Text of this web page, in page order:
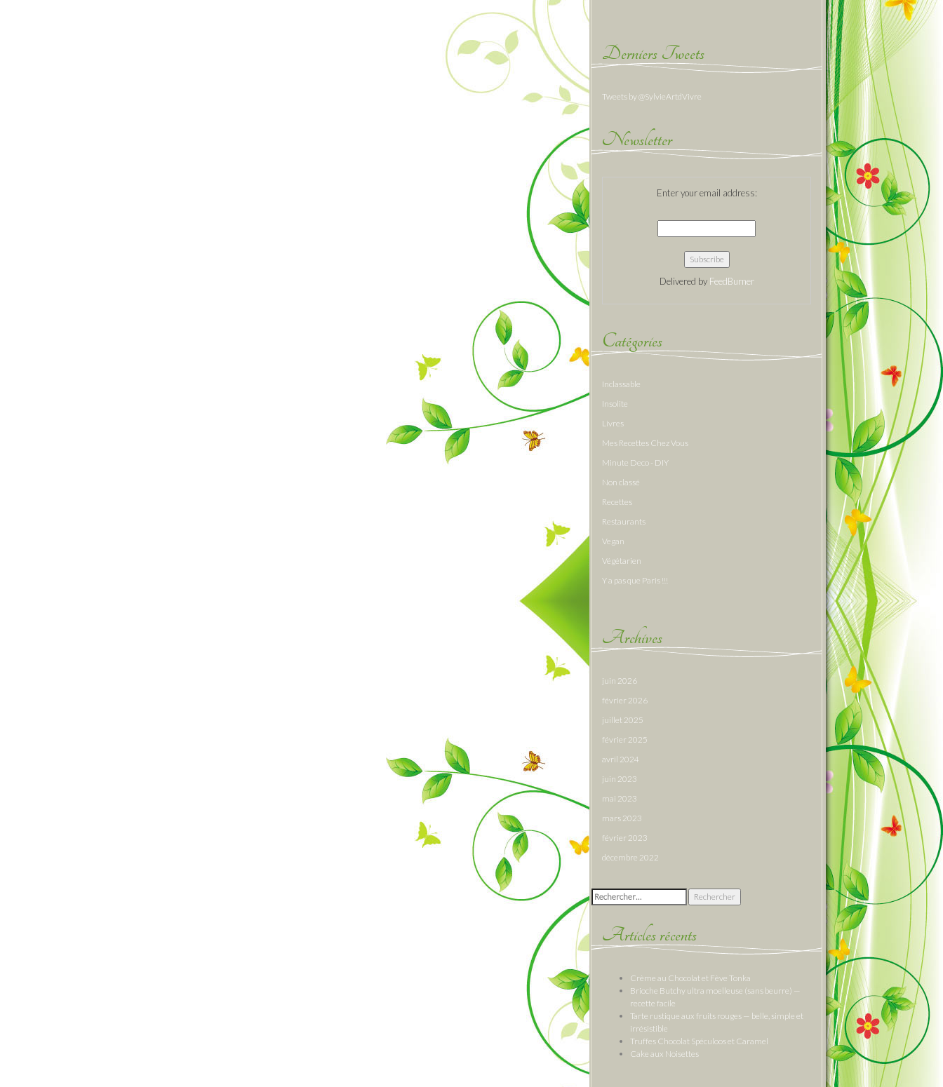
Derniers Tweets
Tweets by @SylvieArtdVivre
Newsletter
Enter your email address:
Delivered by FeedBurner
Catégories
Inclassable
Insolite
Livres
Mes Recettes Chez Vous
Minute Deco - DIY
Non classé
Recettes
Restaurants
Vegan
Végétarien
Y a pas que Paris !!!
Archives
juin 2026
février 2026
juillet 2025
février 2025
avril 2024
juin 2023
mai 2023
mars 2023
février 2023
décembre 2022
Rechercher :
Articles récents
Crème au Chocolat et Fève Tonka
Brioche Butchy ultra moelleuse (sans beurre) —
recette facile
Tarte rustique aux fruits rouges — belle, simple et
irrésistible
Truffes Chocolat Spéculoos et Caramel
Cake aux Noisettes